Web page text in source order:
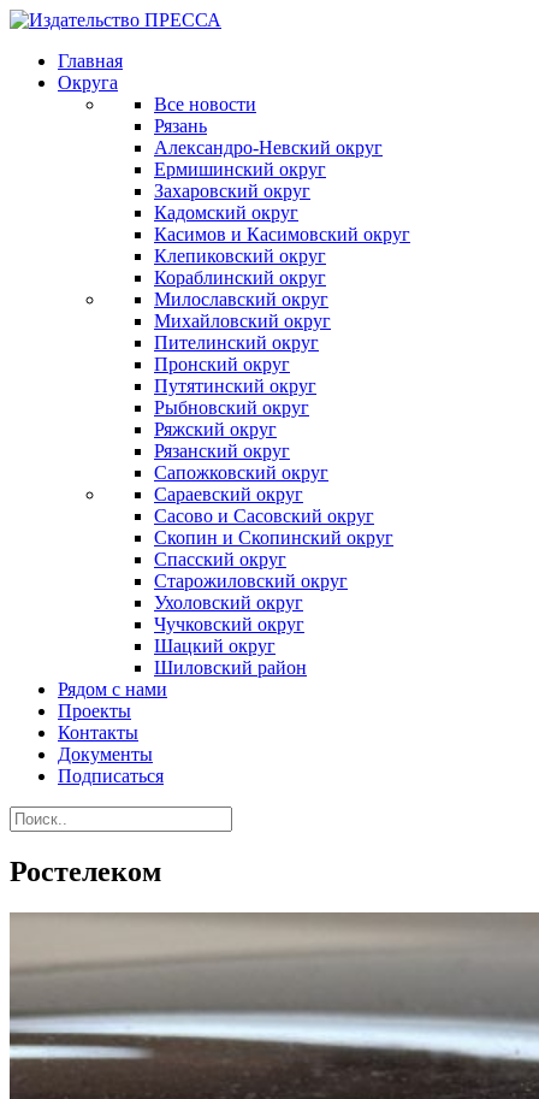
Главная
Округа
Все новости
Рязань
Александро-Невский округ
Ермишинский округ
Захаровский округ
Кадомский округ
Касимов и Касимовский округ
Клепиковский округ
Кораблинский округ
Милославский округ
Михайловский округ
Пителинский округ
Пронский округ
Путятинский округ
Рыбновский округ
Ряжский округ
Рязанский округ
Сапожковский округ
Сараевский округ
Сасово и Сасовский округ
Скопин и Скопинский округ
Спасский округ
Старожиловский округ
Ухоловский округ
Чучковский округ
Шацкий округ
Шиловский район
Рядом с нами
Проекты
Контакты
Документы
Подписаться
Ростелеком